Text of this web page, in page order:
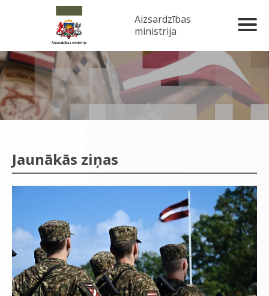
Aizsardzības
ministrija
Jaunākās ziņas